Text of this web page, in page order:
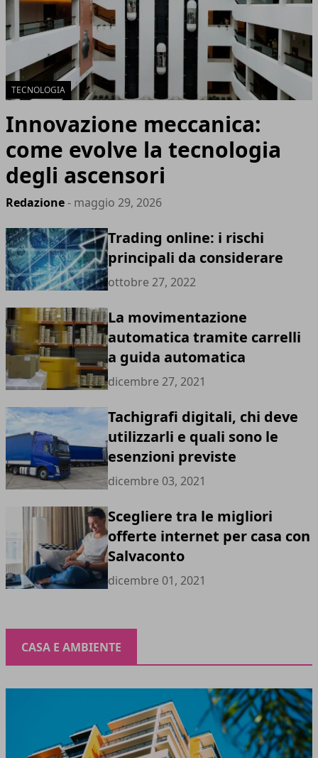
TECNOLOGIA
Innovazione meccanica:
come evolve la tecnologia
degli ascensori
Redazione- maggio 29, 2026
Trading online: i rischi
principali da considerare
ottobre 27, 2022
La movimentazione
automatica tramite carrelli
a guida automatica
dicembre 27, 2021
Tachigrafi digitali, chi deve
utilizzarli e quali sono le
esenzioni previste
dicembre 03, 2021
Scegliere tra le migliori
offerte internet per casa con
Salvaconto
dicembre 01, 2021
CASA E AMBIENTE